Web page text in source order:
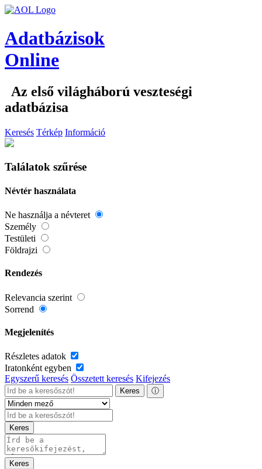
Adatbázisok
Online
Az első világháború veszteségi
adatbázisa
Keresés Térkép Információ
Találatok szűrése
Névtér használata
Ne használja a névteret
Személy
Testületi
Földrajzi
Rendezés
Relevancia szerint
Sorrend
Megjelenítés
Részletes adatok
Iratonként egyben
Egyszerű keresés Összetett keresés Kifejezés
Keres ⓘ
Keres
Keres